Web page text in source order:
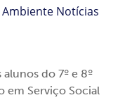
Ambiente Notícias
do 7º e 8º
em Serviço Social